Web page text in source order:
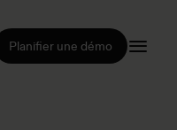
Planifier une démo